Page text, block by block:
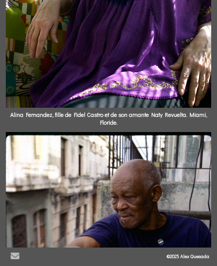
Alina Fernandez, fille de Fidel Castro et de son amante Naty Revuelta. Miami,
Floride.
©2025 Alex Quesada